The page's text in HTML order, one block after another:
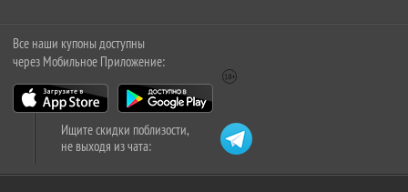
Все наши купоны доступны
через Мобильное Приложение:
Ищите скидки поблизости,
не выходя из чата: